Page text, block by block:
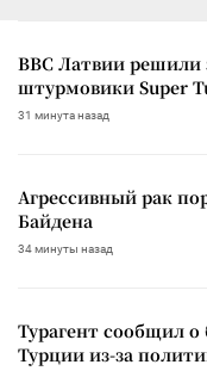
ВВС Латвии решили
штурмовики Super
31 минута назад
Агрессивный рак
Байдена
34 минуты назад
Турагент сообщил
Турции из-за